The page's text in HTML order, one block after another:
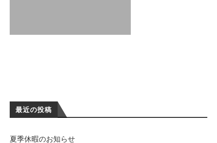
最近の投稿
夏季休暇のお知らせ